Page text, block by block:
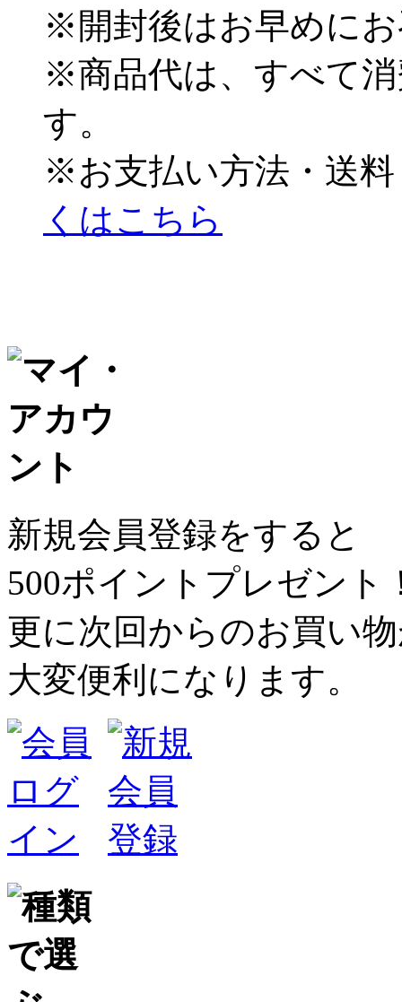
※開封後はお早めに
※商品代は、すべて
す。
※お支払い方法・送
くはこちら
新規会員登録をすると
500ポイントプレゼント
更に次回からのお買い
大変便利になります。